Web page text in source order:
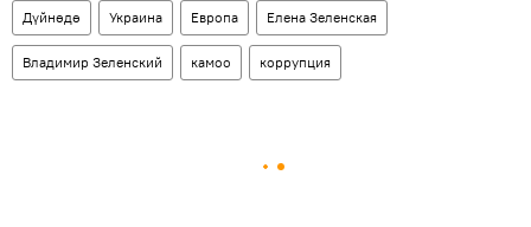
Дүйнөдө Украина Европа Елена Зеленская
Владимир Зеленский камоо коррупция